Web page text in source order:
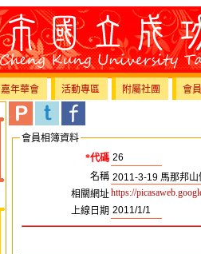
嘉年華會 活動專區 附屬社團
會
會員相簿資料
*代碼
名稱
相關網址https://
上線日期